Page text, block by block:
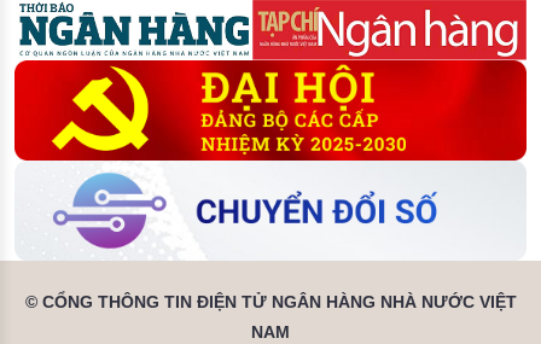
© CỔNG THÔNG TIN ĐIỆN TỬ NGÂN HÀNG NHÀ NƯỚC VIỆT
NAM